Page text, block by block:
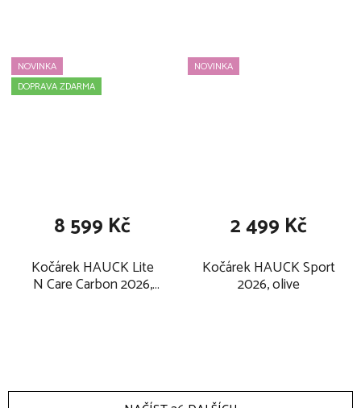
NOVINKA
DOPRAVA ZDARMA
Kočárek HAUCK Lite
N Care Carbon 2026,
8 599 Kč
NOVINKA
Kočárek HAUCK Sport
2026, olive
2 499 Kč